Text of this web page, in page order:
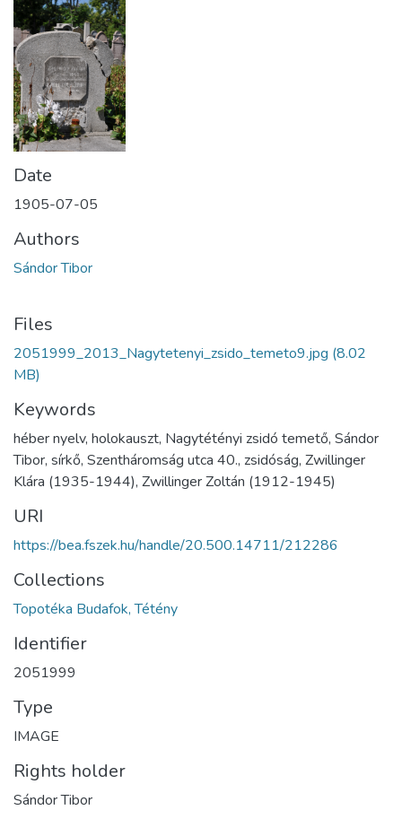
Date
1905-07-05
Authors
Sándor Tibor
Files
2051999_2013_Nagytetenyi_zsido_temeto9.jpg (8.02
MB)
Keywords
héber nyelv, holokauszt, Nagytétényi zsidó temető, Sándor
Tibor, sírkő, Szentháromság utca 40., zsidóság, Zwillinger
Klára (1935-1944), Zwillinger Zoltán (1912-1945)
URI
https://bea.fszek.hu/handle/20.500.14711/212286
Collections
Topotéka Budafok, Tétény
Identifier
2051999
Type
IMAGE
Rights holder
Sándor Tibor